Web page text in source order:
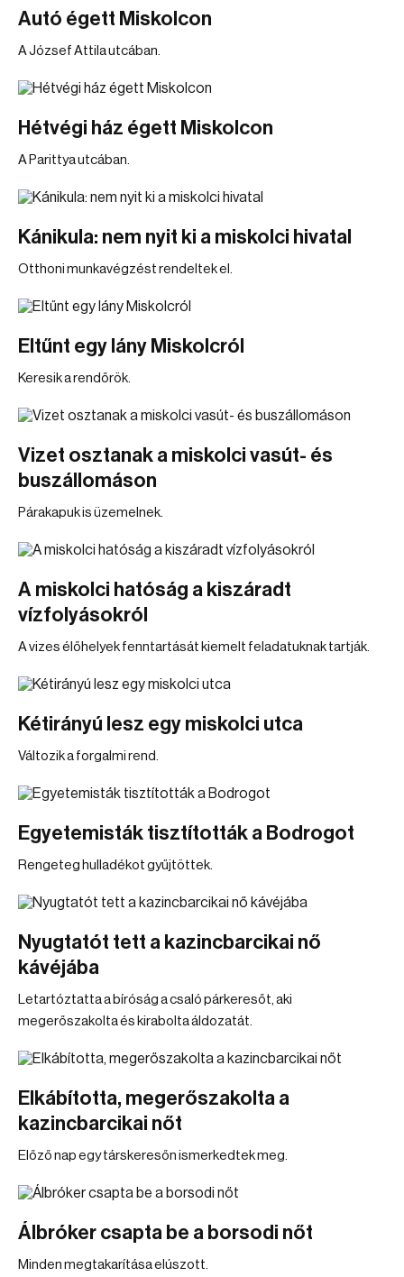
Autó égett Miskolcon
A József Attila utcában.
Hétvégi ház égett Miskolcon
A Parittya utcában.
Kánikula: nem nyit ki a miskolci hivatal
Otthoni munkavégzést rendeltek el.
Eltűnt egy lány Miskolcról
Keresik a rendőrök.
Vizet osztanak a miskolci vasút- és
buszállomáson
Párakapuk is üzemelnek.
A miskolci hatóság a kiszáradt
vízfolyásokról
A vizes élőhelyek fenntartását kiemelt feladatuknak tartják.
Kétirányú lesz egy miskolci utca
Változik a forgalmi rend.
Egyetemisták tisztították a Bodrogot
Rengeteg hulladékot gyűjtöttek.
Nyugtatót tett a kazincbarcikai nő
kávéjába
Letartóztatta a bíróság a csaló párkeresőt, aki
megerőszakolta és kirabolta áldozatát.
Elkábította, megerőszakolta a
kazincbarcikai nőt
Előző nap egy társkeresőn ismerkedtek meg.
Álbróker csapta be a borsodi nőt
Minden megtakarítása elúszott.